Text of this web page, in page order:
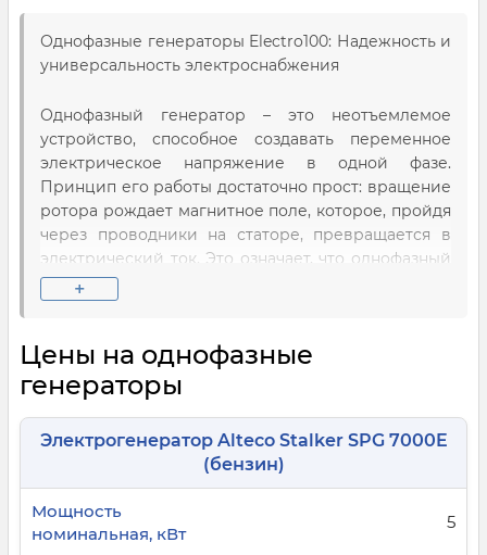
Однофазные генераторы Electro100: Надежность и
универсальность электроснабжения
Однофазный генератор – это неотъемлемое
устройство, способное создавать переменное
электрическое напряжение в одной фазе.
Принцип его работы достаточно прост: вращение
ротора рождает магнитное поле, которое, пройдя
через проводники на статоре, превращается в
электрический ток. Это означает, что однофазный
генератор работает, превращая механическую
энергию в электрическую, готовую к питанию
Применение однофазных
генераторов:
Такие модели нашли широкое применение в
Сельское хозяйство и садоводство: Питание
электроинструментов, насосов, освещения
+
Цены на однофазные
генераторы
Электрогенератор Alteco Stalker SPG 7000E
(бензин)
5